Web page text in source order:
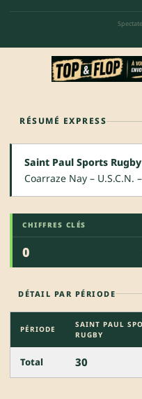
RÉSUMÉ EXPRESS
Saint Paul Sports Rugby
Coarraze Nay – U.S.C.N.
CHIFFRES CLÉS
0
DÉTAIL PAR PÉRIODE
PÉRIODE
SAINT PAUL
RUGBY
Total 30